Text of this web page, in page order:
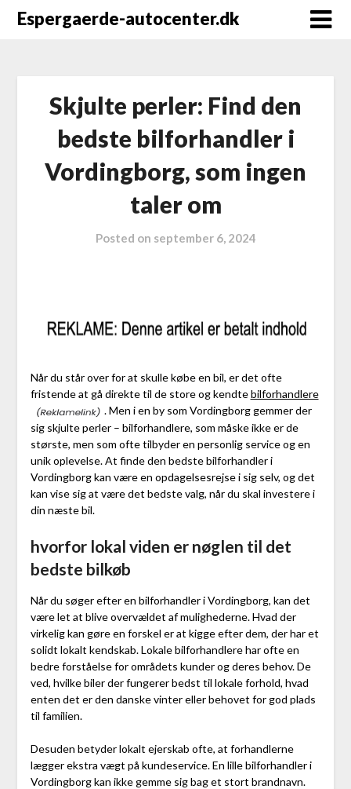
Espergaerde-autocenter.dk
Skjulte perler: Find den
bedste bilforhandler i
Vordingborg, som ingen
taler om
Posted on september 6, 2024
Når du står over for at skulle købe en bil, er det ofte
fristende at gå direkte til de store og kendtebilforhandlere
. Men i en by som Vordingborg gemmer der
sig skjulte perler – bilforhandlere, som måske ikke er de
største, men som ofte tilbyder en personlig service og en
unik oplevelse. At finde den bedste bilforhandler i
Vordingborg kan være en opdagelsesrejse i sig selv, og det
kan vise sig at være det bedste valg, når du skal investere i
din næste bil.
hvorfor lokal viden er nøglen til det
bedste bilkøb
Når du søger efter en bilforhandler i Vordingborg, kan det
være let at blive overvældet af mulighederne. Hvad der
virkelig kan gøre en forskel er at kigge efter dem, der har et
solidt lokalt kendskab. Lokale bilforhandlere har ofte en
bedre forståelse for områdets kunder og deres behov. De
ved, hvilke biler der fungerer bedst til lokale forhold, hvad
enten det er den danske vinter eller behovet for god plads
til familien.
Desuden betyder lokalt ejerskab ofte, at forhandlerne
lægger ekstra vægt på kundeservice. En lille bilforhandler i
Vordingborg kan ikke gemme sig bag et stort brandnavn.